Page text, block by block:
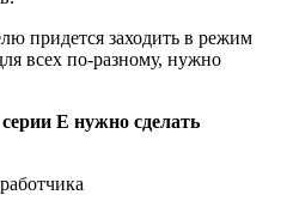
придется заходить в режим
всех по-разному, нужно
Е нужно сделать